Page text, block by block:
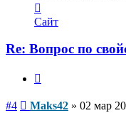
информация
пользователя
Сайт
Re: Вопрос по
#4 Сообщение
Maks42 » 02 мар